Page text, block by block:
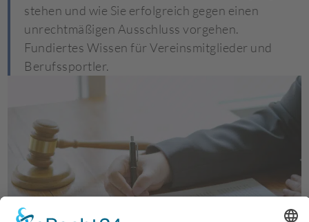
stehen und wie Sie erfolgreich gegen einen
unrechtmäßigen Ausschluss vorgehen.
Fundiertes Wissen für Vereinsmitglieder und
Berufssportler.